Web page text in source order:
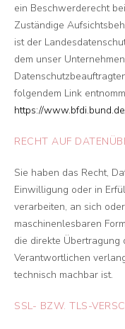
ein Beschwerderecht
Zuständige
ist der
dem unser
folgendem Link
https://
RECHT AUF
Sie haben das Recht,
Einwilligung oder in
verarbeiten, an sich
maschinenlesbaren
die direkte Übertragung
Verantwortlichen
technisch machbar ist.
SSL- BZW. TLS-